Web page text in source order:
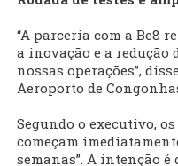
“A parceria com a Be8
a inovação e a redução
nossas operações”,
Aeroporto de
Segundo o executivo,
começam
semanas”. A intenção